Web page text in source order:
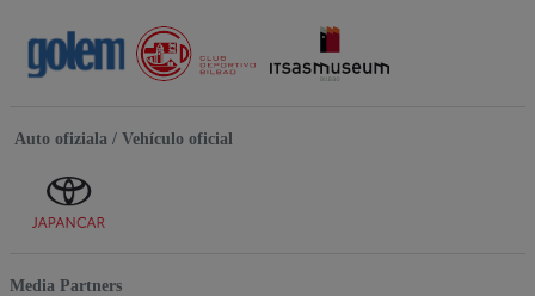
Auto ofiziala / Vehículo oficial
Media Partners